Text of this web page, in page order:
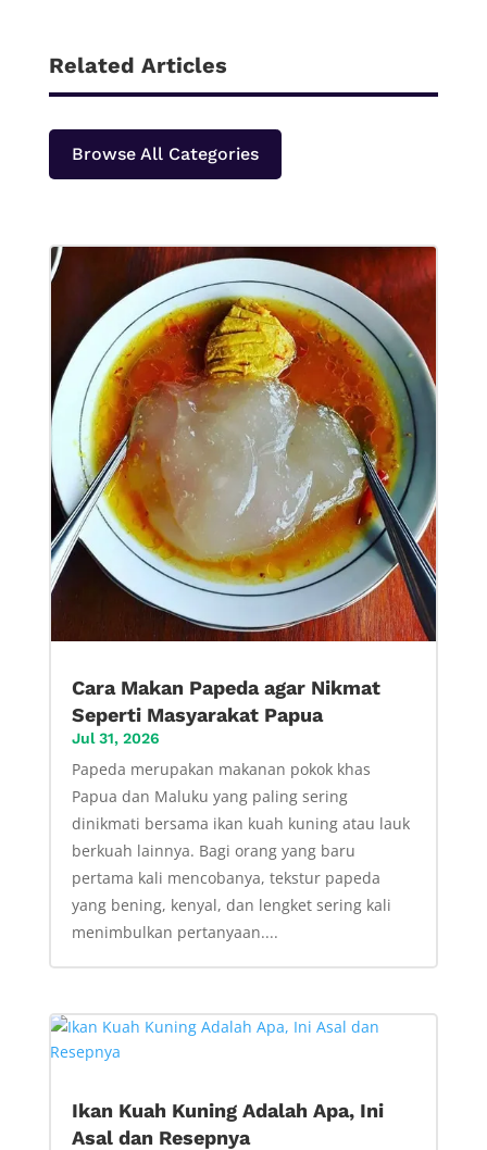
Related Articles
Browse All Categories
Cara Makan Papeda agar Nikmat
Seperti Masyarakat Papua
Jul 31, 2026
Papeda merupakan makanan pokok khas
Papua dan Maluku yang paling sering
dinikmati bersama ikan kuah kuning atau lauk
berkuah lainnya. Bagi orang yang baru
pertama kali mencobanya, tekstur papeda
yang bening, kenyal, dan lengket sering kali
menimbulkan pertanyaan....
Ikan Kuah Kuning Adalah Apa, Ini
Asal dan Resepnya